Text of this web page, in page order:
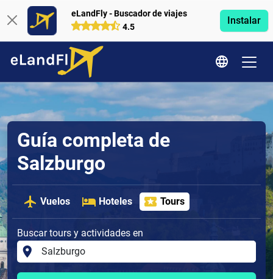
eLandFly - Buscador de viajes
4.5
Instalar
Guía completa de
Salzburgo
Vuelos Hoteles Tours
Buscar tours y actividades en